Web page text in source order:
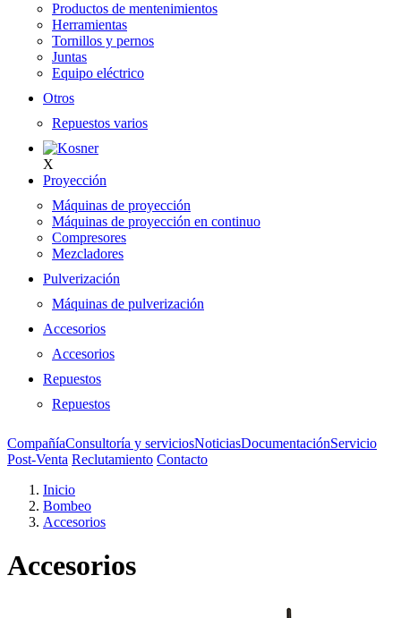
Productos de mentenimientos
Herramientas
Tornillos y pernos
Juntas
Equipo eléctrico
Otros
Repuestos varios
X
Proyección
Máquinas de proyección
Máquinas de proyección en continuo
Compresores
Mezcladores
Pulverización
Máquinas de pulverización
Accesorios
Accesorios
Repuestos
Repuestos
CompañíaConsultoría y serviciosNoticiasDocumentaciónServicio
Post-Venta Reclutamiento Contacto
Inicio
Bombeo
Accesorios
Accesorios